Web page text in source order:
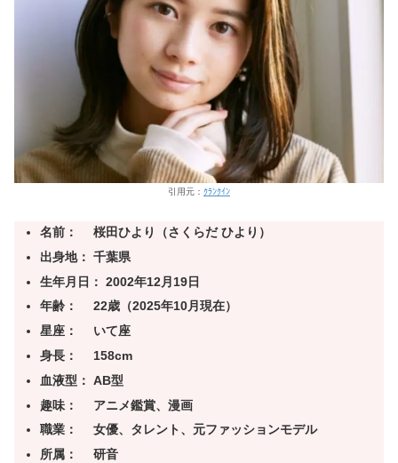
引用元： ｸﾗﾝｸｲﾝ
名前： 桜田ひより（さくらだ ひより）
出身地： 千葉県
生年月日： 2002年12月19日
年齢： 22歳（2025年10月現在）
星座： いて座
身長： 158cm
血液型： AB型
趣味： アニメ鑑賞、漫画
職業： 女優、タレント、元ファッションモデル
所属： 研音